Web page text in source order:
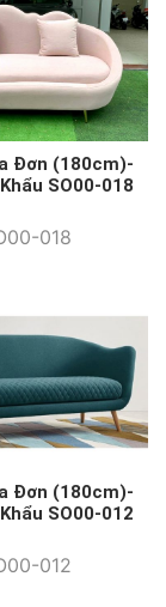
Đơn (180cm)-
SO00-018
018
Đơn (180cm)-
SO00-012
012